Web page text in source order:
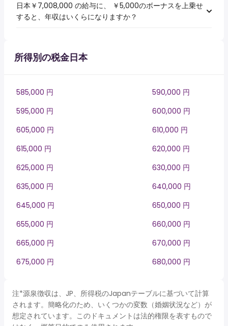
日本￥7,008,000 の給与に、 ￥5,000のボーナスを上乗せ
すると、年収はいくらになりますか？
所得別の税金日本
585,000 円
590,000 円
595,000 円
600,000 円
605,000 円
610,000 円
615,000 円
620,000 円
625,000 円
630,000 円
635,000 円
640,000 円
645,000 円
650,000 円
655,000 円
660,000 円
665,000 円
670,000 円
675,000 円
680,000 円
注*源泉徴収は、JP、所得税のJapanテーブルに基づいて計算
されます。簡略化のため、いくつかの変数（婚姻状況など）が
想定されています。このドキュメントは法的権限を表すもので